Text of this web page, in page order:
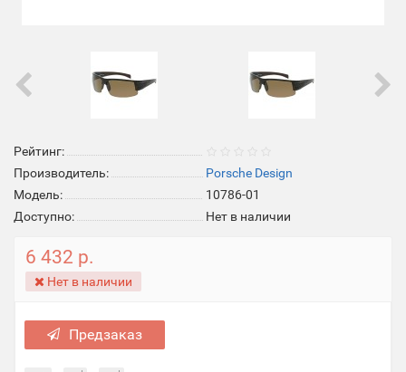
Рейтинг:
Производитель:
Porsche Design
Модель:
10786-01
Доступно:
Нет в наличии
6 432 р.
Нет в наличии
Предзаказ